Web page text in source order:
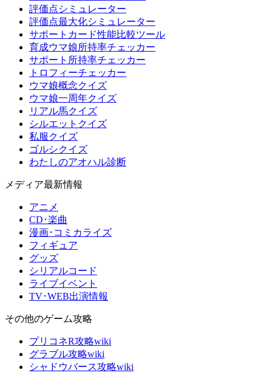
評価点シミュレーター
評価点最大化シミュレーター
サポートカード性能比較ツール
育成ウマ娘所持率チェッカー
サポート所持率チェッカー
トロフィーチェッカー
ウマ娘概念クイズ
ウマ娘一周年クイズ
リアル馬クイズ
シルエットクイズ
私服クイズ
ゴルシクイズ
わたしのアオハル診断
メディア最新情報
アニメ
CD･楽曲
漫画･コミカライズ
フィギュア
グッズ
シリアルコード
ライブイベント
TV･WEB出演情報
その他のゲーム攻略
プリコネR攻略wiki
グラブル攻略wiki
シャドウバース攻略wiki